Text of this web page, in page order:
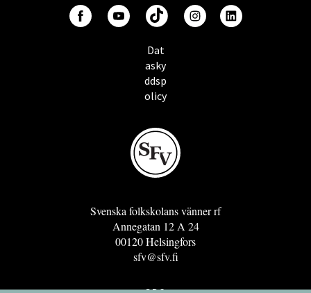
Dat
asky
ddsp
olicy
Svenska folkskolans vänner rf
Annegatan 12 A 24
00120 Helsingfors
sfv@sfv.fi